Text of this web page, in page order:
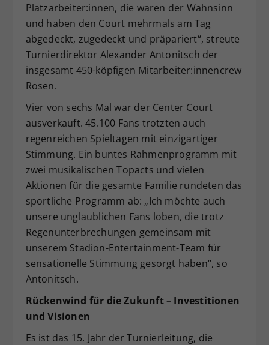
Platzarbeiter:innen, die waren der Wahnsinn
und haben den Court mehrmals am Tag
abgedeckt, zugedeckt und präpariert“, streute
Turnierdirektor Alexander Antonitsch der
insgesamt 450-köpfigen Mitarbeiter:innencrew
Rosen.
Vier von sechs Mal war der Center Court
ausverkauft. 45.100 Fans trotzten auch
regenreichen Spieltagen mit einzigartiger
Stimmung. Ein buntes Rahmenprogramm mit
zwei musikalischen Topacts und vielen
Aktionen für die gesamte Familie rundeten das
sportliche Programm ab: „Ich möchte auch
unsere unglaublichen Fans loben, die trotz
Regenunterbrechungen gemeinsam mit
unserem Stadion-Entertainment-Team für
sensationelle Stimmung gesorgt haben“, so
Antonitsch.
Rückenwind für die Zukunft– Investitionen
und Visionen
Es ist das 15. Jahr der Turnierleitung, die